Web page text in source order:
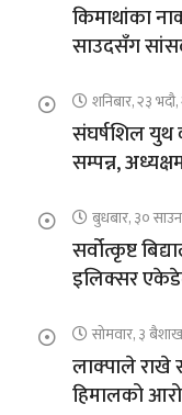
किमाथांका
साउदसँग
शनिबार, २३
संघर्षशिल युथ
सम्पन्न,
बुधबार, ३०
सर्वोत्कृष्ट
इलिक्सर
सोमवार, ३
लाक्पाले
हिमालको